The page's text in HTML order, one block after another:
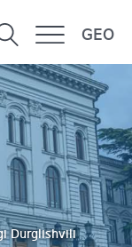
GEO
Durglishvili